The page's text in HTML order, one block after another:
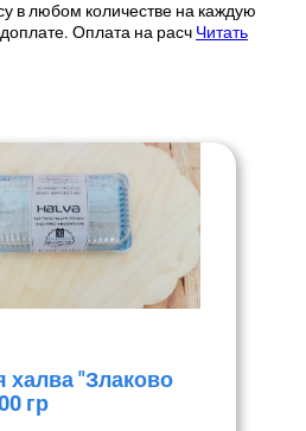
в любом количестве на каждую
Оплата на расч Читать
халва "Злаково
гр